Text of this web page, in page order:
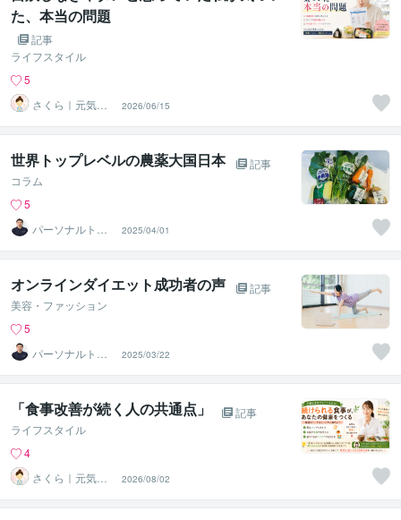
た、本当の問題
記事
ライフスタイル
5
さくら｜元気に
働きたい人を応
援
2026/06/15
世界トップレベルの農薬大国日本
記事
コラム
5
パーソナルトレ
ーナー 渡辺
2025/04/01
オンラインダイエット成功者の声
記事
美容・ファッション
5
パーソナルトレ
ーナー 渡辺
2025/03/22
「食事改善が続く人の共通点」
記事
ライフスタイル
4
さくら｜元気に
働きたい人を応
援
2026/08/02